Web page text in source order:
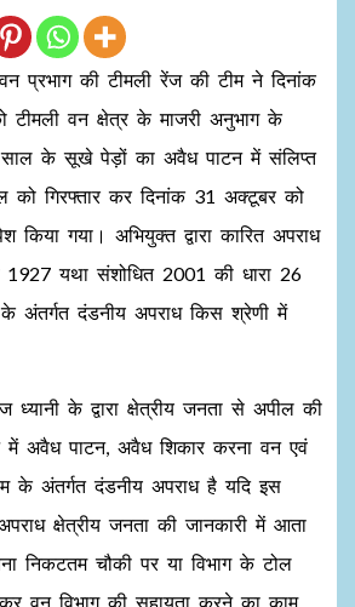
प्रभाग की टीमली रेंज की टीम ने दिनांक
वन क्षेत्र के माजरी अनुभाग के
साल के सूखे पेड़ों का अवैध पाटन में संलिप्त
को गिरफ्तार कर दिनांक 31 अक्टूबर को
किया गया। अभियुक्त द्वारा कारित अपराध
1927 यथा संशोधित 2001 की धारा 26
अंतर्गत दंडनीय अपराध किस श्रेणी में
के द्वारा क्षेत्रीय जनता से अपील की
में अवैध पाटन, अवैध शिकार करना वन एवं
के अंतर्गत दंडनीय अपराध है यदि इस
क्षेत्रीय जनता की जानकारी में आता
निकटतम चौकी पर या विभाग के टोल
वन विभाग की सहायता करने का काम